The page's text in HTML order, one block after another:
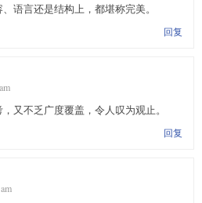
语言还是结构上，都堪称完美。
回复
又不乏广度覆盖，令人叹为观止。
回复